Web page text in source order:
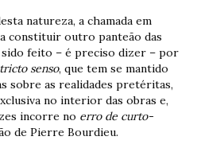
natureza, a chamada em
constituir outro panteão das
feito – é preciso dizer – por
senso, que tem se mantido
sobre as realidades pretéritas,
no interior das obras e,
incorre no erro de curto-
de Pierre Bourdieu.